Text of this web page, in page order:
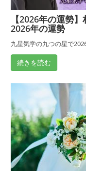
の
占
い
｜
う
転
機
の
日
【2026年の運勢
2026年の運勢
九星気学の九つの星で
続きを読む